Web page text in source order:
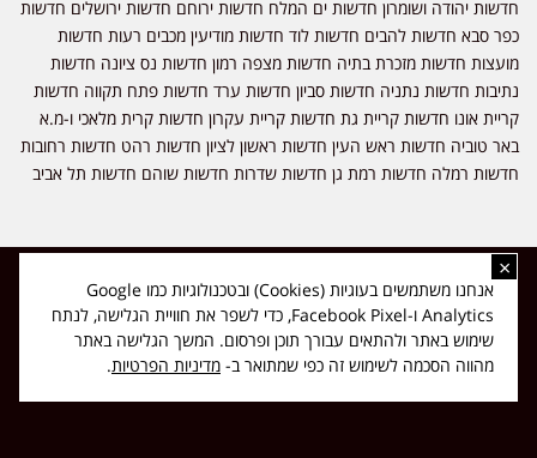
חדשות יהודה ושומרון חדשות ים המלח חדשות ירוחם חדשות ירושלים חדשות
כפר סבא חדשות להבים חדשות לוד חדשות מודיעין מכבים רעות חדשות
מועצות חדשות מזכרת בתיה חדשות מצפה רמון חדשות נס ציונה חדשות
נתיבות חדשות נתניה חדשות סביון חדשות ערד חדשות פתח תקווה חדשות
קריית אונו חדשות קריית גת חדשות קריית עקרון חדשות קרית מלאכי ו-מ.א
באר טוביה חדשות ראש העין חדשות ראשון לציון חדשות רהט חדשות רחובות
חדשות רמלה חדשות רמת גן חדשות שדרות חדשות שוהם חדשות תל אביב
כל הזכויות שמורות ל-ליזה ללוצאשווילי - חדשות אפס שמונה - דיווחים בזמן
אמת, נוסד בשנת 2019 | טל' לפרסומים 054-9759222 מייל מערכת
news08.net@gmail.com
Made with ❤ byDIGITA
×
אנחנו משתמשים בעוגיות (Cookies) ובטכנולוגיות כמו Google
Analytics ו-Facebook Pixel, כדי לשפר את חוויית הגלישה, לנתח
שימוש באתר ולהתאים עבורך תוכן ופרסום. המשך הגלישה באתר
מהווה הסכמה לשימוש זה כפי שמתואר ב- מדיניות הפרטיות.